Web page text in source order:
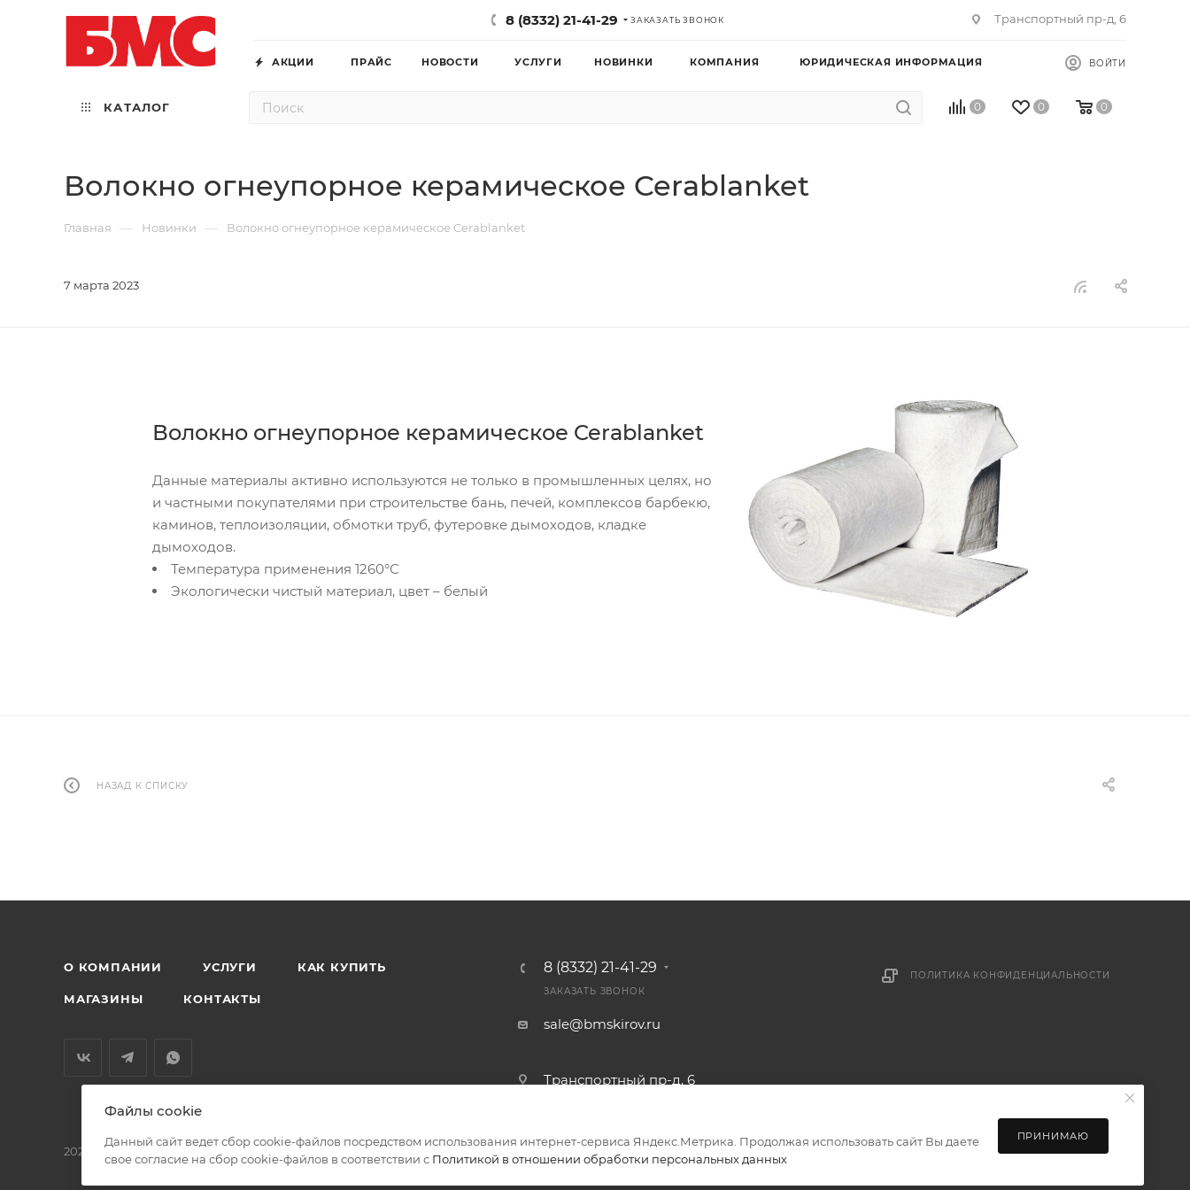
8 (8332) 21-41-29 ЗАКАЗАТЬ ЗВОНОК Транспортный пр-д, 6
АКЦИИ ПРАЙС НОВОСТИ УСЛУГИ НОВИНКИ КОМПАНИЯ ЮРИДИЧЕСКАЯ ИНФОРМАЦИЯ ВОЙТИ
КАТАЛОГ 0 0 0
Волокно огнеупорное керамическое Cerablanket
Главная — Новинки — Волокно огнеупорное керамическое Cerablanket
7 марта 2023
Волокно огнеупорное керамическое Cerablanket
Данные материалы активно используются не только в промышленных целях, но
и частными покупателями при строительстве бань, печей, комплексов барбекю,
каминов, теплоизоляции, обмотки труб, футеровке дымоходов, кладке
дымоходов.
Температура применения 1260°С
Экологически чистый материал, цвет – белый
НАЗАД К СПИСКУ
О КОМПАНИИ УСЛУГИ КАК КУПИТЬ
МАГАЗИНЫ КОНТАКТЫ
8 (8332) 21-41-29
ЗАКАЗАТЬ ЗВОНОК
sale@bmskirov.ru
Транспортный пр-д, 6
ПОЛИТИКА КОНФИДЕНЦИАЛЬНОСТИ
2026 © БМС - Магазин строительных и отделочных материалов
Файлы cookie
Данный сайт ведет сбор cookie-файлов посредством использования интернет-сервиса Яндекс.Метрика. Продолжая использовать сайт Вы даете
свое согласие на сбор cookie-файлов в соответствии с Политикой в отношении обработки персональных данных
ПРИНИМАЮ